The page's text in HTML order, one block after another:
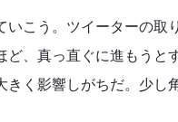
こう。ツイーターの取
、真っ直ぐに進もうと
く影響しがちだ。少し